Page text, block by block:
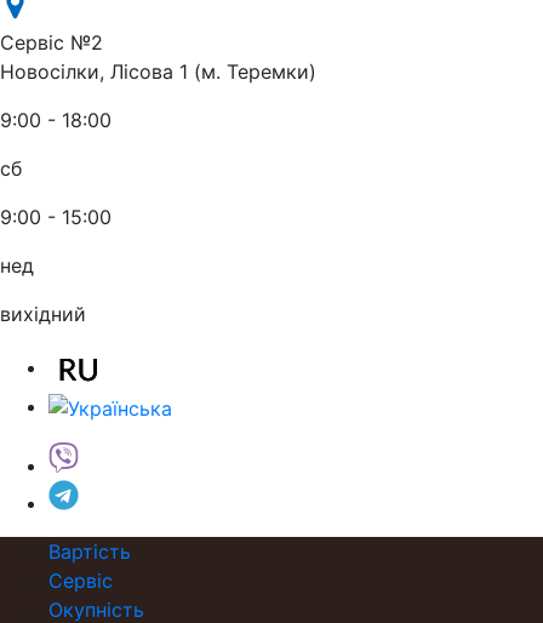
Сервіс №2
Новосілки, Лісова 1 (м. Теремки)
9:00 - 18:00
сб
9:00 - 15:00
нед
вихідний
Вартість
Сервіс
Окупність